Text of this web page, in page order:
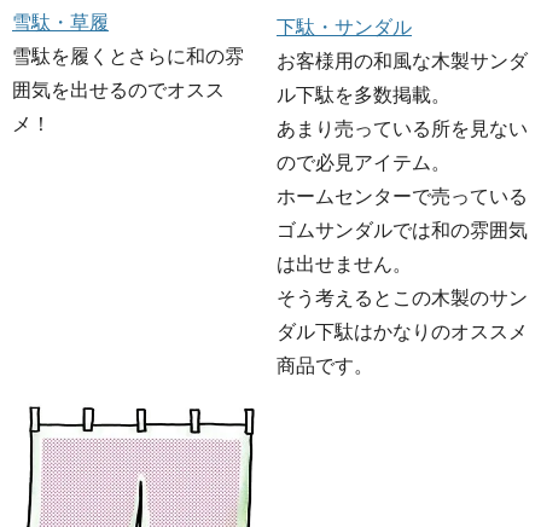
雪駄・草履
雪駄を履くとさらに和の雰
囲気を出せるのでオスス
メ！
下駄・サンダル
お客様用の和風な木製サンダ
ル下駄を多数掲載。
あまり売っている所を見ない
ので必見アイテム。
ホームセンターで売っている
ゴムサンダルでは和の雰囲気
は出せません。
そう考えるとこの木製のサン
ダル下駄はかなりのオススメ
商品です。